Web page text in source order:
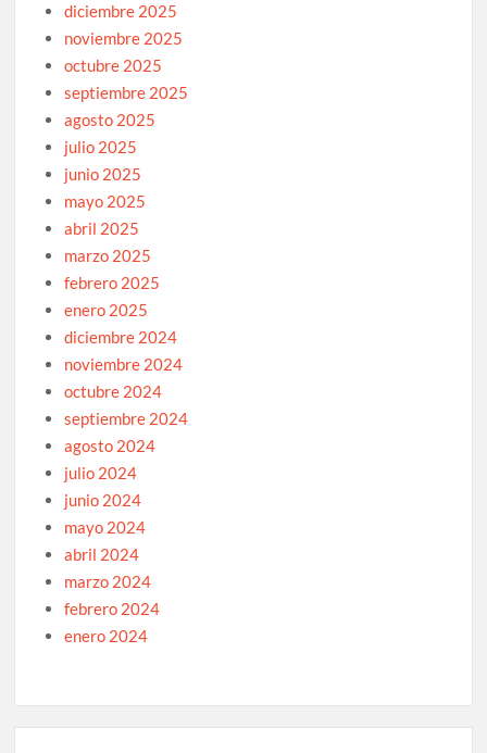
diciembre 2025
noviembre 2025
octubre 2025
septiembre 2025
agosto 2025
julio 2025
junio 2025
mayo 2025
abril 2025
marzo 2025
febrero 2025
enero 2025
diciembre 2024
noviembre 2024
octubre 2024
septiembre 2024
agosto 2024
julio 2024
junio 2024
mayo 2024
abril 2024
marzo 2024
febrero 2024
enero 2024